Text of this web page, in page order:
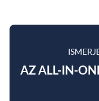
AZ ALL-IN-